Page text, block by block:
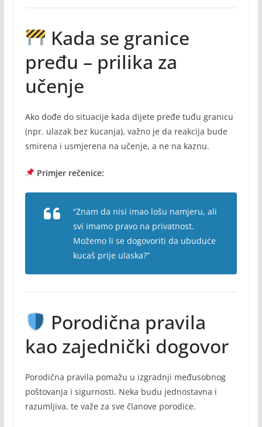
Kada se granice
pređu – prilika za
učenje
Ako dođe do situacije kada dijete pređe tuđu granicu
(npr. ulazak bez kucanja), važno je da reakcija bude
smirena i usmjerena na učenje, a ne na kaznu.
Primjer rečenice:
“Znam da nisi imao lošu namjeru, ali
svi imamo pravo na privatnost.
Možemo li se dogovoriti da ubuduće
kucaš prije ulaska?”
Porodična pravila
kao zajednički dogovor
Porodična pravila pomažu u izgradnji međusobnog
poštovanja i sigurnosti. Neka budu jednostavna i
razumljiva, te važe za sve članove porodice.